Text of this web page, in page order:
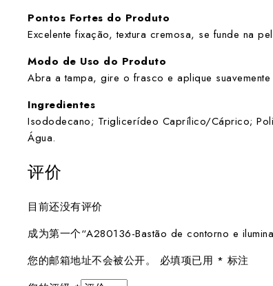
Pontos Fortes do Produto
Excelente fixação, textura cremosa, se funde na
Modo de Uso do Produto
Abra a tampa, gire o frasco e aplique
Ingredientes
Isododecano; Triglicerídeo Caprílico/Cáprico;
Água.
评价
目前还没有评价
成为第一个“A280136-Bastão de contorno e
您的邮箱地址不会被公开。
必填项已用 * 标注